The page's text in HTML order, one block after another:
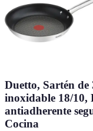
Duetto, Sartén de
inoxidable 18/10,
antiadherente
Cocina